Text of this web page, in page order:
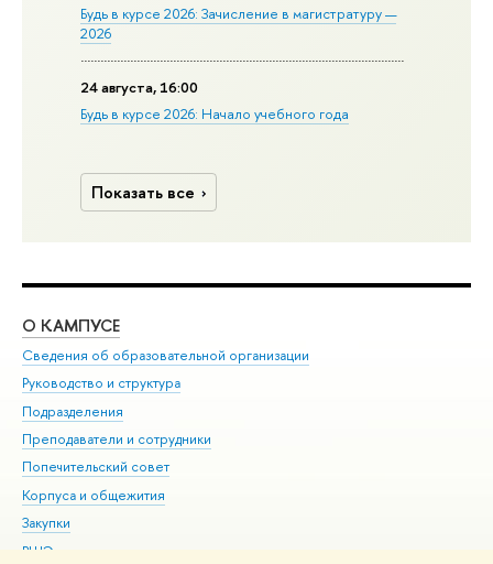
Будь в курсе 2026: Зачисление в магистратуру —
2026
24 августа, 16:00
Будь в курсе 2026: Начало учебного года
Показать все
О КАМПУСЕ
Сведения об образовательной организации
Руководство и структура
Подразделения
Преподаватели и сотрудники
Попечительский совет
Корпуса и общежития
Закупки
ВШЭ для студентов с ограниченными возможностями